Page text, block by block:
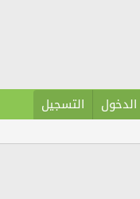
التسجيل